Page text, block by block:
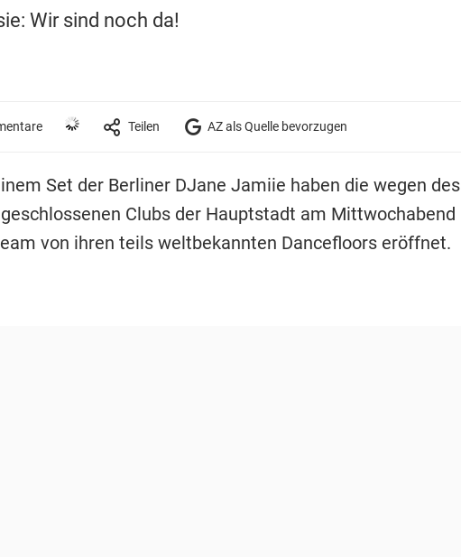
Wir sind noch da!
Teilen AZ als Quelle bevorzugen
Set der Berliner DJane Jamiie haben die wegen des
Clubs der Hauptstadt am Mittwochabend
von ihren teils weltbekannten Dancefloors eröffnet.